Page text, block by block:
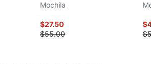
Mochila
$27.50
$55.00